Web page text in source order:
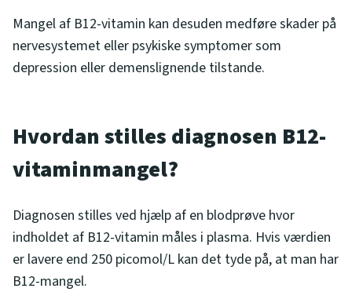
Mangel af B12-vitamin kan desuden medføre skader på
nervesystemet eller psykiske symptomer som
depression eller demenslignende tilstande.
Hvordan stilles diagnosen B12-
vitaminmangel?
Diagnosen stilles ved hjælp af en blodprøve hvor
indholdet af B12-vitamin måles i plasma. Hvis værdien
er lavere end 250 picomol/L kan det tyde på, at man har
B12-mangel.